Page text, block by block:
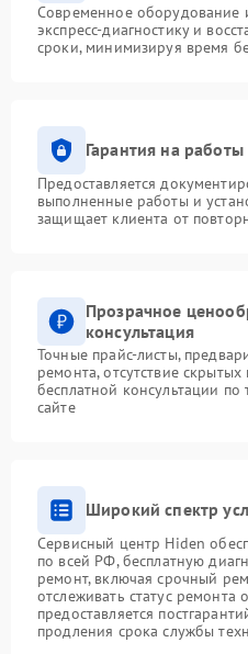
Современное оборудование
экспресс-диагностику и
сроки, минимизируя время
Гарантия на работы
Предоставляется
выполненные работы и
защищает клиента от
Прозрачное
консультация
Точные прайс-листы,
ремонта, отсутствие
бесплатной консультации
сайте
Широкий спектр
Сервисный центр Hiden
по всей РФ, бесплатную
ремонт, включая срочный
отслеживать статус ремонта
предоставляется
продления срока службы